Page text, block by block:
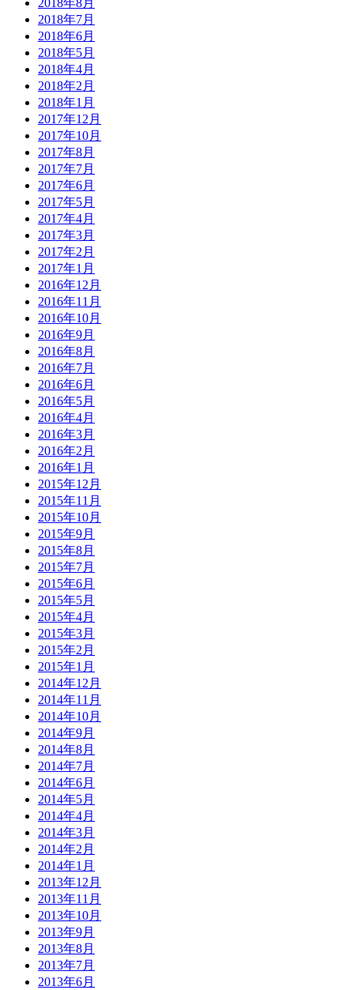
2018年8月
2018年7月
2018年6月
2018年5月
2018年4月
2018年2月
2018年1月
2017年12月
2017年10月
2017年8月
2017年7月
2017年6月
2017年5月
2017年4月
2017年3月
2017年2月
2017年1月
2016年12月
2016年11月
2016年10月
2016年9月
2016年8月
2016年7月
2016年6月
2016年5月
2016年4月
2016年3月
2016年2月
2016年1月
2015年12月
2015年11月
2015年10月
2015年9月
2015年8月
2015年7月
2015年6月
2015年5月
2015年4月
2015年3月
2015年2月
2015年1月
2014年12月
2014年11月
2014年10月
2014年9月
2014年8月
2014年7月
2014年6月
2014年5月
2014年4月
2014年3月
2014年2月
2014年1月
2013年12月
2013年11月
2013年10月
2013年9月
2013年8月
2013年7月
2013年6月